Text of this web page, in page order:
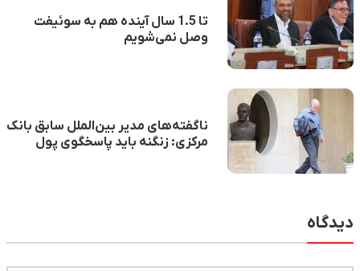
تا 1.5 سال آینده هم به سوئیفت
وصل نمی‌شویم
ناگفته‌های مدیر بین‌الملل سابق بانک
مرکزی: زنگنه باید پاسخگوی پول
دیدگاه